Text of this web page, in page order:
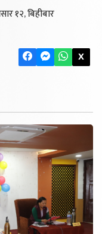
१२, बिहीबार
X